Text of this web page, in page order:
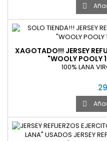

XAGOTADO!!! JERSEY
"WOOLY POOLY
100% LANA
